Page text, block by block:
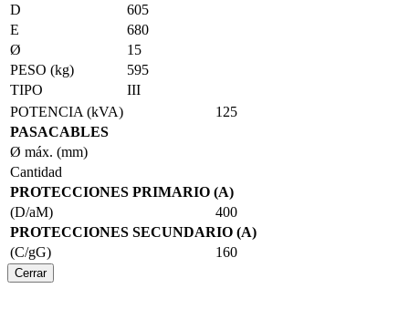
D
605
E
680
Ø
15
PESO (kg)
595
TIPO
III
POTENCIA (kVA)
125
PASACABLES
Ø máx. (mm)
Cantidad
PROTECCIONES PRIMARIO (A)
(D/aM)
400
PROTECCIONES SECUNDARIO (A)
(C/gG)
160
Cerrar